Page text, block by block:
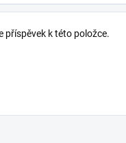
příspěvek k této položce.